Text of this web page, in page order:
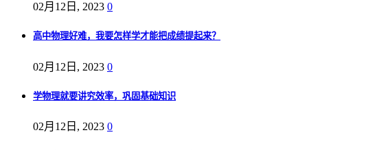
02月12日, 2023 0
高中物理好难，我要怎样学才能把成绩提起来？
02月12日, 2023 0
学物理就要讲究效率，巩固基础知识
02月12日, 2023 0